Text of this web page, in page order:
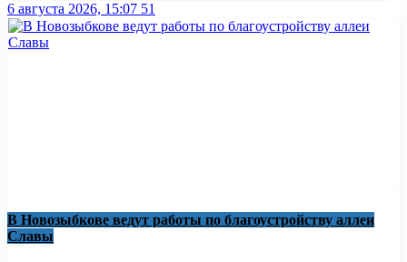
6 августа 2026, 15:07 51
В Новозыбкове ведут работы по благоустройству аллеи
Славы